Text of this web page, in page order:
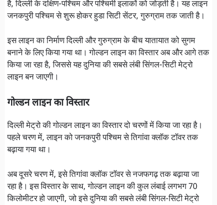
है, दिल्ली के दक्षिण-पश्चिम और पश्चिमी इलाकों को जोड़ती है। यह लाइन
जनकपुरी पश्चिम से शुरू होकर हुडा सिटी सेंटर, गुरुग्राम तक जाती है।
इस लाइन का निर्माण दिल्ली और गुरुग्राम के बीच यातायात को सुगम
बनाने के लिए किया गया था। गोल्डन लाइन का विस्तार अब और आगे तक
किया जा रहा है, जिससे यह दुनिया की सबसे लंबी सिंगल-सिटी मेट्रो
लाइन बन जाएगी।
गोल्डन लाइन का विस्तार
दिल्ली मेट्रो की गोल्डन लाइन का विस्तार दो चरणों में किया जा रहा है।
पहले चरण में, लाइन को जनकपुरी पश्चिम से तिगांवा क्लॉक टॉवर तक
बढ़ाया गया था।
अब दूसरे चरण में, इसे तिगांवा क्लॉक टॉवर से नजफगढ़ तक बढ़ाया जा
रहा है। इस विस्तार के साथ, गोल्डन लाइन की कुल लंबाई लगभग 70
किलोमीटर हो जाएगी, जो इसे दुनिया की सबसे लंबी सिंगल-सिटी मेट्रो